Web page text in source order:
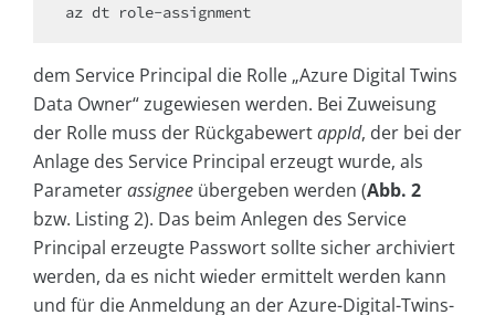
az dt role-assignment
dem Service Principal die Rolle „Azure Digital Twins
Data Owner“ zugewiesen werden. Bei Zuweisung
der Rolle muss der RückgabewertappId, der bei der
Anlage des Service Principal erzeugt wurde, als
Parameterassignee übergeben werden (Abb. 2
bzw. Listing 2). Das beim Anlegen des Service
Principal erzeugte Passwort sollte sicher archiviert
werden, da es nicht wieder ermittelt werden kann
und für die Anmeldung an der Azure-Digital-Twins-